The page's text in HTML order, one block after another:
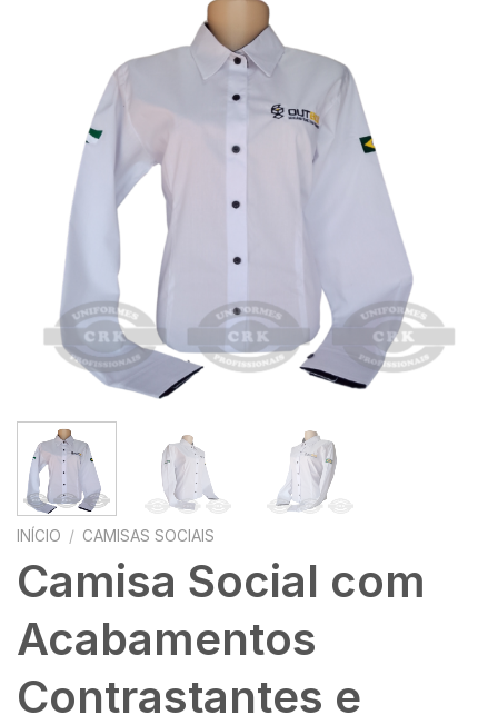
INÍCIO / CAMISAS SOCIAIS
Camisa Social com
Acabamentos
Contrastantes e